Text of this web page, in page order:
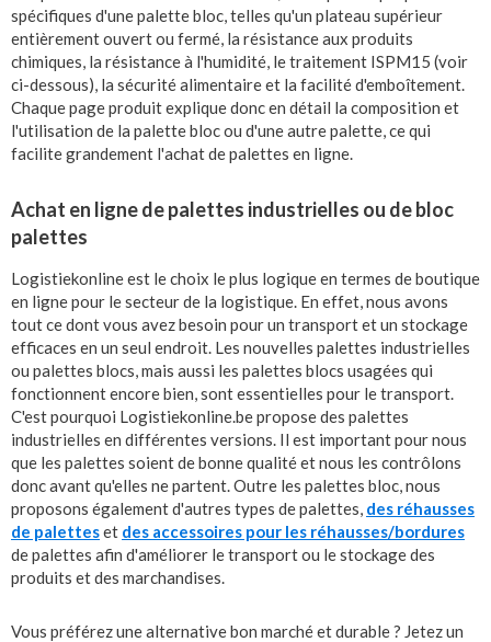
spécifiques d'une palette bloc, telles qu'un plateau supérieur
entièrement ouvert ou fermé, la résistance aux produits
chimiques, la résistance à l'humidité, le traitement ISPM15 (voir
ci-dessous), la sécurité alimentaire et la facilité d'emboîtement.
Chaque page produit explique donc en détail la composition et
l'utilisation de la palette bloc ou d'une autre palette, ce qui
facilite grandement l'achat de palettes en ligne.
Achat en ligne de palettes industrielles ou de bloc
palettes
Logistiekonline est le choix le plus logique en termes de boutique
en ligne pour le secteur de la logistique. En effet, nous avons
tout ce dont vous avez besoin pour un transport et un stockage
efficaces en un seul endroit. Les nouvelles palettes industrielles
ou palettes blocs, mais aussi les palettes blocs usagées qui
fonctionnent encore bien, sont essentielles pour le transport.
C'est pourquoi Logistiekonline.be propose des palettes
industrielles en différentes versions. Il est important pour nous
que les palettes soient de bonne qualité et nous les contrôlons
donc avant qu'elles ne partent. Outre les palettes bloc, nous
proposons également d'autres types de palettes, des réhausses
de paletteset des accessoires pour les réhausses/bordures
de palettes afin d'améliorer le transport ou le stockage des
produits et des marchandises.
Vous préférez une alternative bon marché et durable ? Jetez un